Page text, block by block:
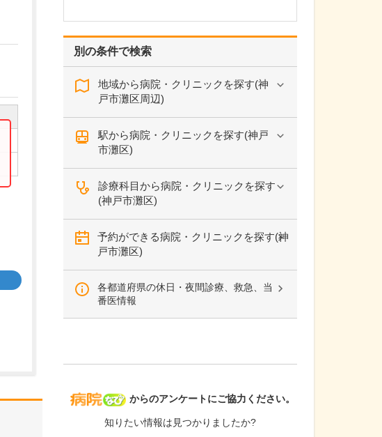
別の条件で検索
地域から病院・クリニックを探す(神
戸市灘区周辺)
駅から病院・クリニックを探す(神戸
市灘区)
診療科目から病院・クリニックを探す
(神戸市灘区)
予約ができる病院・クリニックを探す(神
戸市灘区)
各都道府県の休日・夜間診療、救急、当
番医情報
病院なび
からのアンケートにご協力ください。
知りたい情報は見つかりましたか?